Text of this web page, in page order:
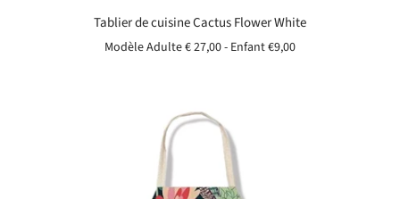
Tablier de cuisine Cactus Flower White
Modèle Adulte € 27,00 - Enfant€9,00